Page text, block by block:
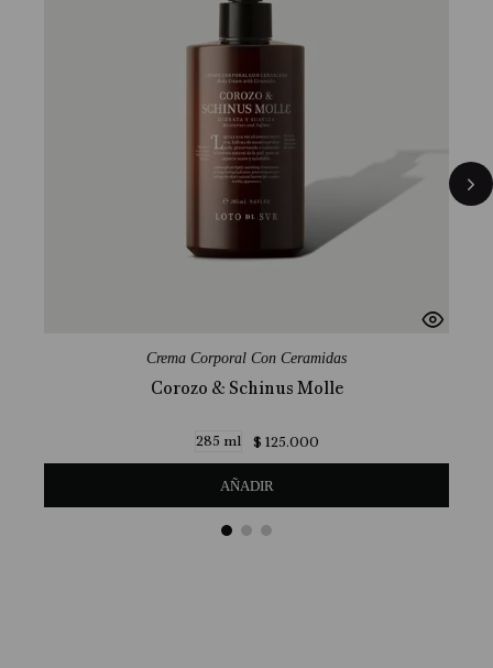
Crema Corporal Con Ceramidas
Corozo & Schinus Molle
285 ml $ 125.000
AÑADIR